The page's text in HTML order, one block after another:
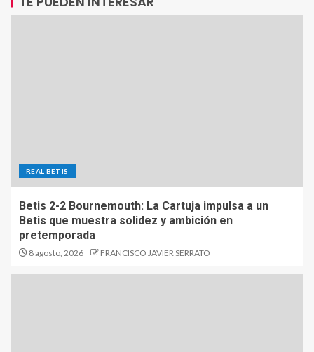
REAL BETIS
Betis 2-2 Bournemouth: La Cartuja impulsa a un
Betis que muestra solidez y ambición en
pretemporada
8 agosto, 2026 FRANCISCO JAVIER SERRATO